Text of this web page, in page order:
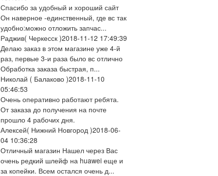
Спасибо за удобный и хороший сайт
Он наверное -единственный, где вс так
удобно:можно отложить запчас...
Раджив( Черкесск )2018-11-12 17:49:39
Делаю заказ в этом магазине уже 4-й
раз, первые 3-и раза было вс отлично
Обработка заказа быстрая, п...
Николай ( Балаково )2018-11-10
05:46:53
Очень оперативно работают ребята.
От заказа до получения на почте
прошло 4 рабочих дня.
Алексей( Нижний Новгород )2018-06-
04 10:36:28
Отличный магазин Нашел через Вас
очень редкий шлейф на huawei еще и
за копейки. Всем остался очень д...